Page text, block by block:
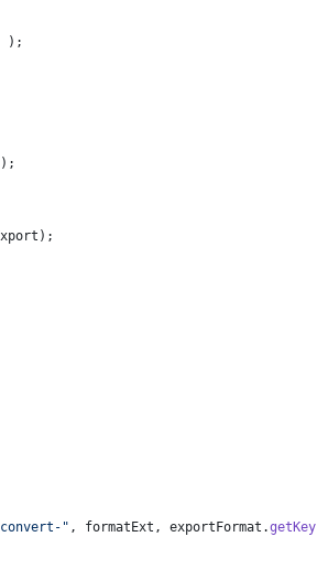
);
);
);
" , formatExt , exportFormat .getKey